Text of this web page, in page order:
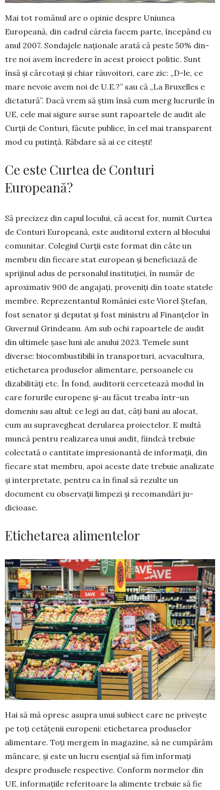
Mai tot românul are o opinie despre Uni­unea
Europeană, din cadrul că­re­ia facem parte, începând cu
anul 2007. Sondajele naționale arată că peste 50% din­
tre noi avem încredere în acest proiect politic. Sunt
însă și cârcotași și chiar răuvoitori, care zic: „D-le, ce
mare nevoie avem noi de U.E.?” sau că „La Bruxelles e
dictatură”. Dacă vrem să știm însă cum merg lucrurile în
UE, cele mai sigure surse sunt rapoartele de audit ale
Curții de Conturi, făcute publice, în cel mai transparent
mod cu putință. Răbdare să ai ce citești!
Ce este Curtea de Conturi
Europeană?
Să precizez din capul locului, că acest for, numit Curtea
de Conturi Europeană, este auditorul extern al blocului
comunitar. Colegiul Curții este format din câte un
membru din fiecare stat european și beneficiază de
sprijinul adus de personalul instituției, în număr de
aproximativ 900 de angajați, proveniți din toate statele
membre. Reprezentantul României este Viorel Ște­fan,
fost senator și deputat și fost mi­nis­tru al Finanțelor în
Guvernul Grin­dea­nu. Am sub ochi rapoartele de audit
din ultimele șase luni ale anului 2023. Te­me­le sunt
diverse: biocom­bus­ti­bilii în trans­porturi, acvacultura,
eti­che­tarea produ­se­lor alimentare, persoanele cu
dizabi­li­tăți etc. În fond, auditorii cer­cetează mo­dul în
care forurile europene și-au făcut treaba într-un
domeniu sau altul: ce legi au dat, câți bani au alocat,
cum au supra­ve­gheat derularea proiec­telor. E multă
muncă pentru realizarea unui audit, fi­ind­că trebuie
colectată o cantitate impre­sionantă de informații, din
fiecare stat membru, apoi aceste date trebuie anali­zate
și interpretate, pentru ca în final să rezulte un
document cu observații lim­pezi și recomandări ju­
dicioase.
Etichetarea alimentelor
Hai să mă opresc asupra unui subiect care ne privește
pe toți cetățenii euro­peni: etichetarea produselor
alimentare. Toți mergem în magazine, să ne cumpă­răm
mâncare, și este un lucru esențial să fim informați
despre produsele respec­ti­ve. Conform normelor din
UE, informa­țiile referitoare la alimente trebuie să fie